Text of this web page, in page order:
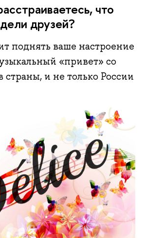
что
друзей?
поднять ваше настроение
«привет» со
страны, и не только России